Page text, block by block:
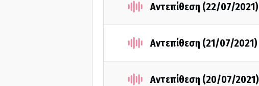
Αντεπίθεση (22/07/2021)
Αντεπίθεση (21/07/2021)
Αντεπίθεση (20/07/2021)